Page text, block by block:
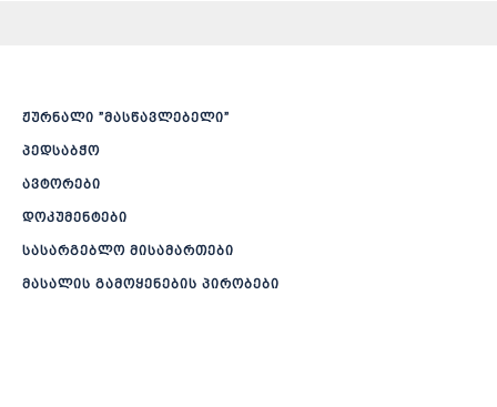
ჟურნალი ”მასწავლებელი”
პედსაბჭო
ავტორები
დოკუმენტები
სასარგებლო მისამართები
მასალის გამოყენების პირობები